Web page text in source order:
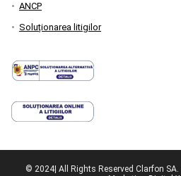
ANCP
Soluționarea litigilor
© 2024| All Rights Reserved Clarfon